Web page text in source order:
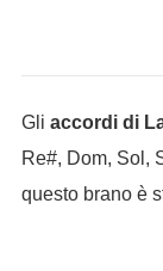
Gli accordi di
Re#, Dom, Sol,
questo brano è